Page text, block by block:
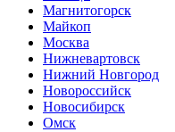
Магнитогорск
Майкоп
Москва
Нижневартовск
Нижний Новгород
Новороссийск
Новосибирск
Омск